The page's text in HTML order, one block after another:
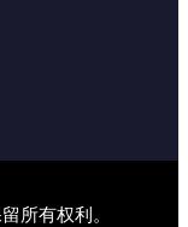
所有权利。